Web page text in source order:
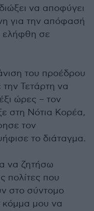
να αποφύγει
για την απόφασή
ελήφθη σε
του προέδρου
Τετάρτη να
ώρες – τον
στη Νότια Κορέα,
τον
το διάταγμα.
να ζητήσω
πολίτες που
στο σύντομο
κόμμα μου να